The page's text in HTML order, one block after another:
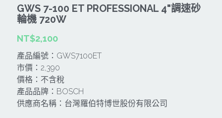
牧田36V⬇︎
牧田40V
CAN TA肯田-附件
牧田MT
SHINKOMI 型鋼力
Dewalt、Stanly 電池、配件
18V
12V
MT
牧科Maktec
插電式
充電器、電池、附件專區
插電式
雷射、牆體探測等儀器
機器附件
CAN TA電動工具
CAN TA-附件
TAKANO 電動工具
KOLAI格萊電動工具
KUMAS工具
變頻電焊機、CO2、鑽孔機
日本ASADA水管、電管壓接、油壓系列​等
HONDA發電機、引擎
雷射儀器及水準儀
電動吊車、吊具、氣動工具
GWS 7-100 ET PROFESSIONAL 4"調速砂
輪機 720W
NT$2,100
產品編號：GWS7100ET
市價：2,390
價格：不含稅
產品品牌：BOSCH
供應商名稱：台灣羅伯特博世股份有限公司